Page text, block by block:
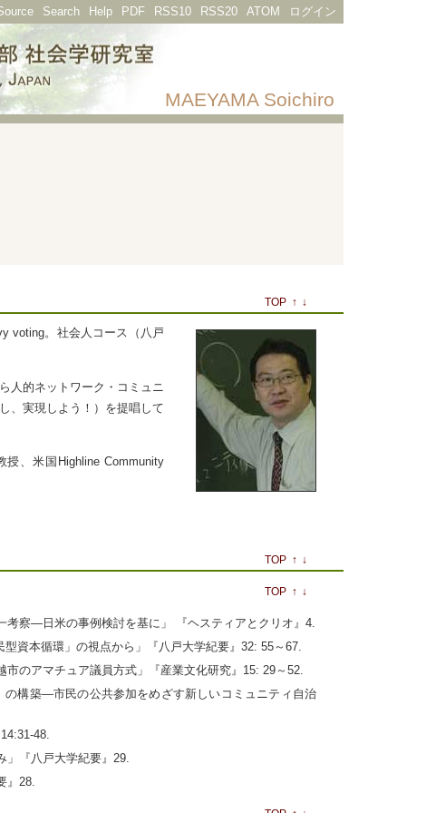
Search Help PDF RSS10 RSS20 ATOM ログイン
MAEYAMA Soichiro
TOP ↑ ↓
voting。社会人コース（八戸
人的ネットワーク・コミュニ
、実現しよう！）を提唱して
、米国Highline Community
TOP ↑ ↓
TOP ↑ ↓
考察―日米の事例検討を基に」 『ヘスティアとクリオ』4.
資本循環」の視点から」『八戸大学紀要』32: 55～67.
のアマチュア議員方式」『産業文化研究』15: 29～52.
構築―市民の公共参加をめざす新しいコミュニティ自治
48.
」『八戸大学紀要』29.
』28.